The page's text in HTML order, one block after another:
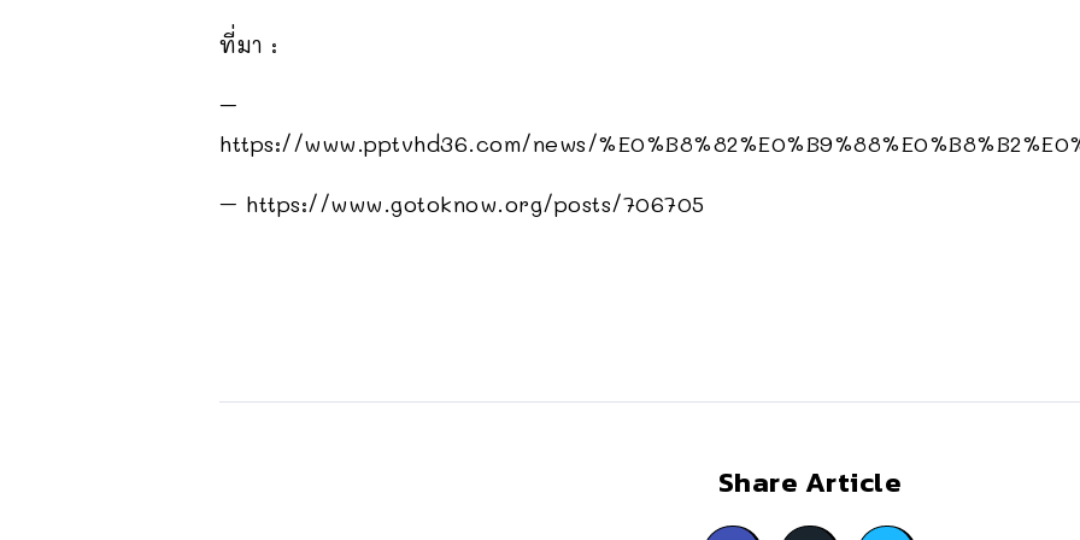
ที่มา :
–
https://www.pptvhd36.com/news/
– https://www.gotoknow.org/posts/706705
Share Article